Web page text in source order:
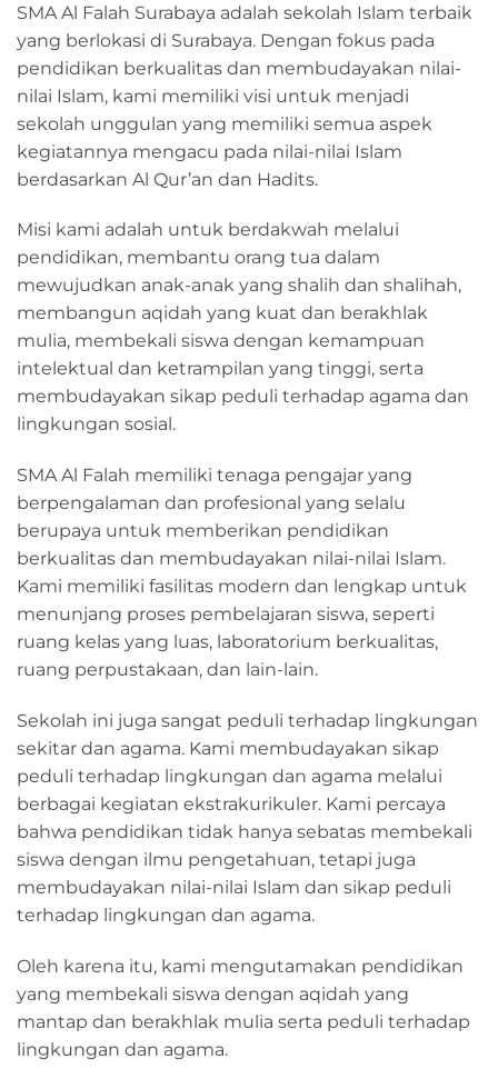
SMA Al Falah Surabaya adalah sekolah Islam terbaik
yang berlokasi di Surabaya. Dengan fokus pada
pendidikan berkualitas dan membudayakan nilai-
nilai Islam, kami memiliki visi untuk menjadi
sekolah unggulan yang memiliki semua aspek
kegiatannya mengacu pada nilai-nilai Islam
berdasarkan Al Qur’an dan Hadits.
Misi kami adalah untuk berdakwah melalui
pendidikan, membantu orang tua dalam
mewujudkan anak-anak yang shalih dan shalihah,
membangun aqidah yang kuat dan berakhlak
mulia, membekali siswa dengan kemampuan
intelektual dan ketrampilan yang tinggi, serta
membudayakan sikap peduli terhadap agama dan
lingkungan sosial.
SMA Al Falah memiliki tenaga pengajar yang
berpengalaman dan profesional yang selalu
berupaya untuk memberikan pendidikan
berkualitas dan membudayakan nilai-nilai Islam.
Kami memiliki fasilitas modern dan lengkap untuk
menunjang proses pembelajaran siswa, seperti
ruang kelas yang luas, laboratorium berkualitas,
ruang perpustakaan, dan lain-lain.
Sekolah ini juga sangat peduli terhadap lingkungan
sekitar dan agama. Kami membudayakan sikap
peduli terhadap lingkungan dan agama melalui
berbagai kegiatan ekstrakurikuler. Kami percaya
bahwa pendidikan tidak hanya sebatas membekali
siswa dengan ilmu pengetahuan, tetapi juga
membudayakan nilai-nilai Islam dan sikap peduli
terhadap lingkungan dan agama.
Oleh karena itu, kami mengutamakan pendidikan
yang membekali siswa dengan aqidah yang
mantap dan berakhlak mulia serta peduli terhadap
lingkungan dan agama.